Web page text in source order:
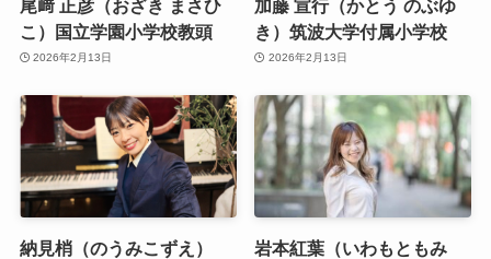
尾﨑 正彦（おざき まさひ
こ）国立学園小学校教頭
2026年2月13日
加藤 宣行（かとう のぶゆ
き）筑波大学付属小学校
2026年2月13日
納見梢（のうみこずえ）
岩本紅葉（いわもともみ